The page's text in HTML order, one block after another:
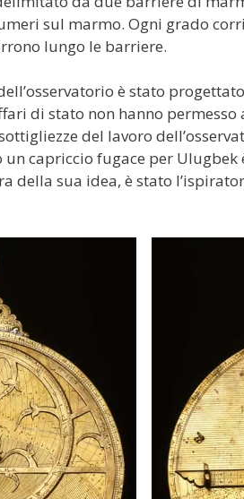
sul marmo. Ogni grado
lungo le barriere.
è stato
di stato non hanno permesso
del lavoro
un capriccio fugace per
della sua idea, è stato